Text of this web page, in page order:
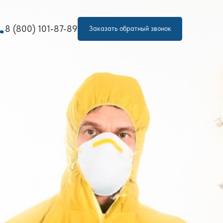
8 (800) 101-87-89 Заказать обратный звонок